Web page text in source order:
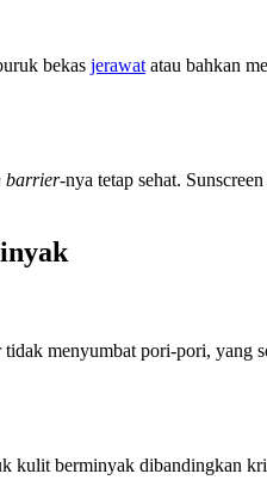
bekas jerawat atau bahkan
barrier-nya tetap sehat.
tidak menyumbat pori-pori, yang
kulit berminyak dibandingkan